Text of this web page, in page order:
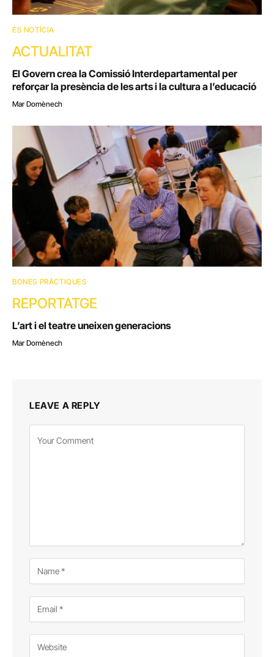
ÉS NOTÍCIA
ACTUALITAT
El Govern crea la Comissió Interdepartamental per
reforçar la presència de les arts i la cultura a l’educació
Mar Domènech
BONES PRÀCTIQUES
REPORTATGE
L’art i el teatre uneixen generacions
Mar Domènech
LEAVE A REPLY